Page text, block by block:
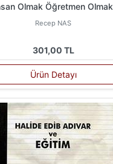
Olmak Öğretmen Olmak
Recep NAS
301,00 TL
Ürün Detayı